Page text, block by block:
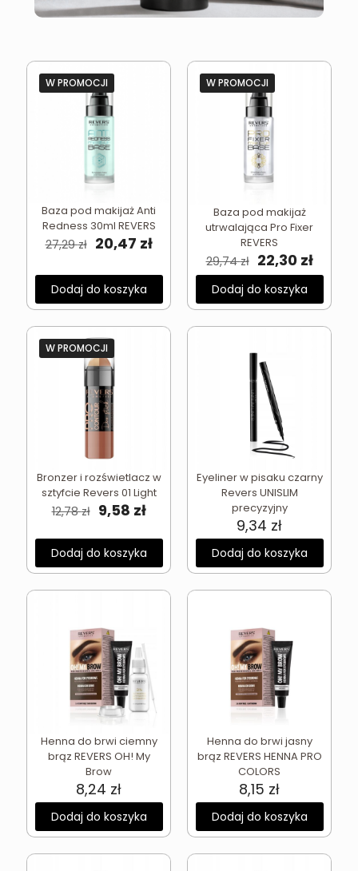
W PROMOCJI
Baza pod makijaż Anti
Redness 30ml REVERS
27,29zł Pierwotna
wynosiła:
27,29 zł.
20,47 złAktualna
wynosi:
Dodaj do koszyka
W PROMOCJI
Baza pod makijaż
utrwalająca Pro Fixer
REVERS
29,74zł Pierwotna
cena
wynosiła:
29,74 zł.
22,30 zł
cena
22,30
Dodaj do koszyka
W PROMOCJI
Bronzer i rozświetlacz w
sztyfcie Revers 01 Light
12,78zł Pierwotna
wynosiła:
12,78 zł.
9,58 złAktualna
wynosi:
9,58 zł.
Dodaj do koszyka
Eyeliner w pisaku czarny
Revers UNISLIM
precyzyjny
9,34 zł
Dodaj do koszyka
Henna do brwi ciemny
brąz REVERS OH! My
Brow
8,24 zł
Dodaj do koszyka
Henna do brwi jasny
brąz REVERS HENNA PRO
COLORS
8,15 zł
Dodaj do koszyka